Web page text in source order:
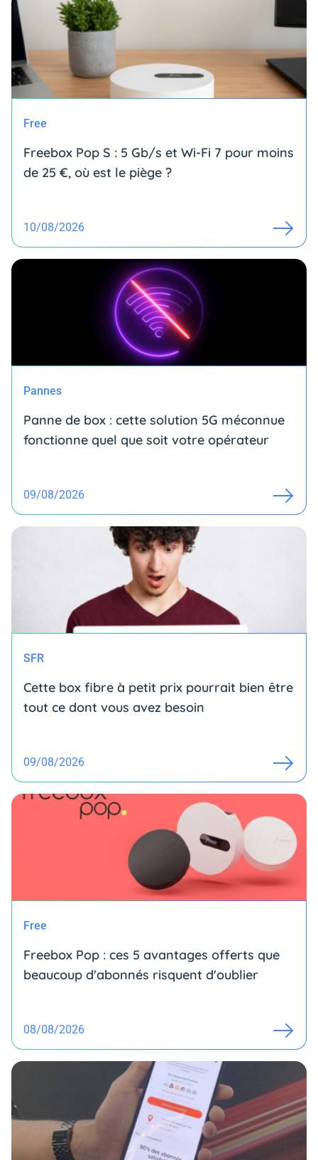
Free
Freebox Pop S : 5 Gb/s et Wi-Fi 7 pour moins
de 25 €, où est le piège ?
10/08/2026
Pannes
Panne de box : cette solution 5G méconnue
fonctionne quel que soit votre opérateur
09/08/2026
SFR
Cette box fibre à petit prix pourrait bien être
tout ce dont vous avez besoin
09/08/2026
Free
Freebox Pop : ces 5 avantages offerts que
beaucoup d'abonnés risquent d'oublier
08/08/2026